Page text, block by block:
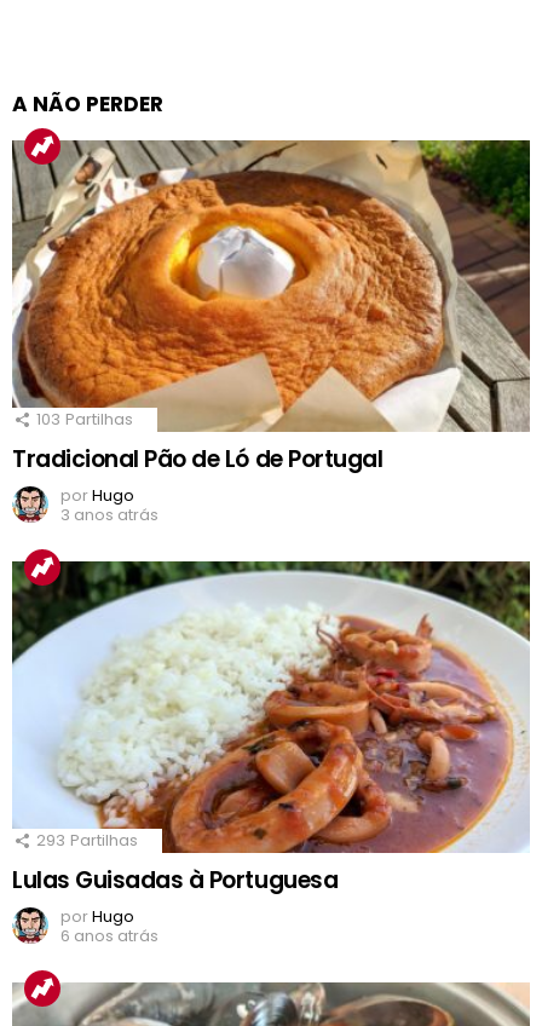
A NÃO PERDER
103 Partilhas
Tradicional Pão de Ló de Portugal
porHugo
3 anos atrás
293 Partilhas
Lulas Guisadas à Portuguesa
porHugo
6 anos atrás